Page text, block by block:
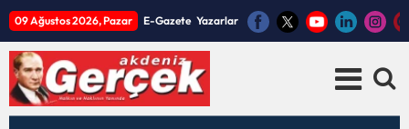
09 Ağustos 2026, Pazar E-Gazete Yazarlar